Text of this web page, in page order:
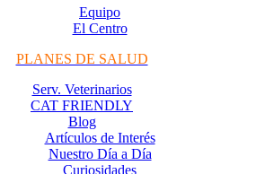
Equipo
El Centro
PLANES DE SALUD
Serv. Veterinarios
CAT FRIENDLY
Blog
Artículos de Interés
Nuestro Día a Día
Curiosidades